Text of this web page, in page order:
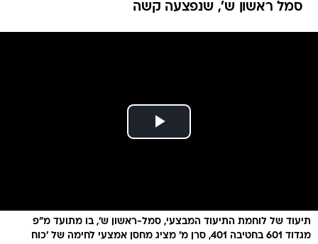
סמל ראשון ש', שנפצעה קשה
תיעוד של לוחמת התיעוד המבצעי, סמל-ראשון ש׳, בו מתועד מ״פ
מגדוד 601 בחטיבה 401, סרן מ׳ מציג מחסן אמצעי לחימה של ׳כוח